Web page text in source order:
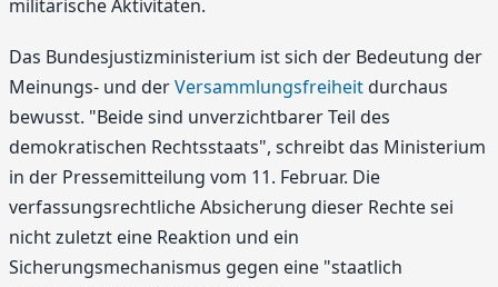
militärische Aktivitäten.
Das Bundesjustizministerium ist sich der Bedeutung der
Meinungs- und derVersammlungsfreiheitdurchaus
bewusst. "Beide sind unverzichtbarer Teil des
demokratischen Rechtsstaats", schreibt das Ministerium
in der Pressemitteilung vom 11. Februar. Die
verfassungsrechtliche Absicherung dieser Rechte sei
nicht zuletzt eine Reaktion und ein
Sicherungsmechanismus gegen eine "staatlich